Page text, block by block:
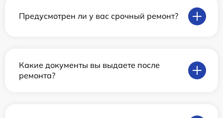
Предусмотрен ли у вас срочный ремонт?
Какие документы вы выдаете после
ремонта?